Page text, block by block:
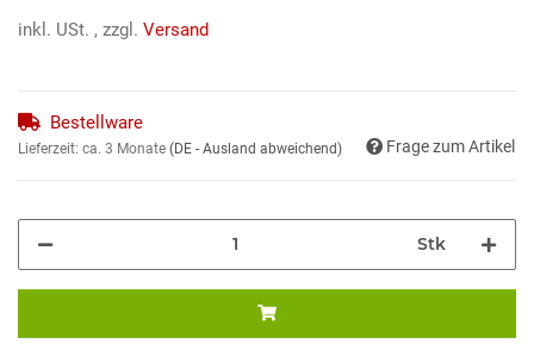
inkl. USt. , zzgl. Versand
Bestellware
Lieferzeit: ca. 3 Monate (DE - Ausland abweichend) Frage zum Artikel
Stk